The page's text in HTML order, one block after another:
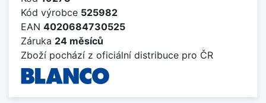
Kód výrobce 525982
EAN 4020684730525
Záruka 24 měsíců
Zboží pochází z oficiální distribuce pro ČR